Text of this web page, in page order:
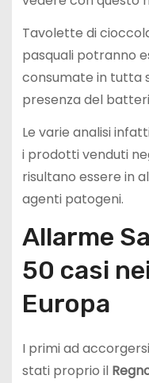
Tavolette di
pasquali potranno
consumate in tutta
presenza del
Le varie analisi
i prodotti venduti
risultano essere in
agenti patogeni.
Allarme
50 casi
Europa
I primi ad
stati proprio il